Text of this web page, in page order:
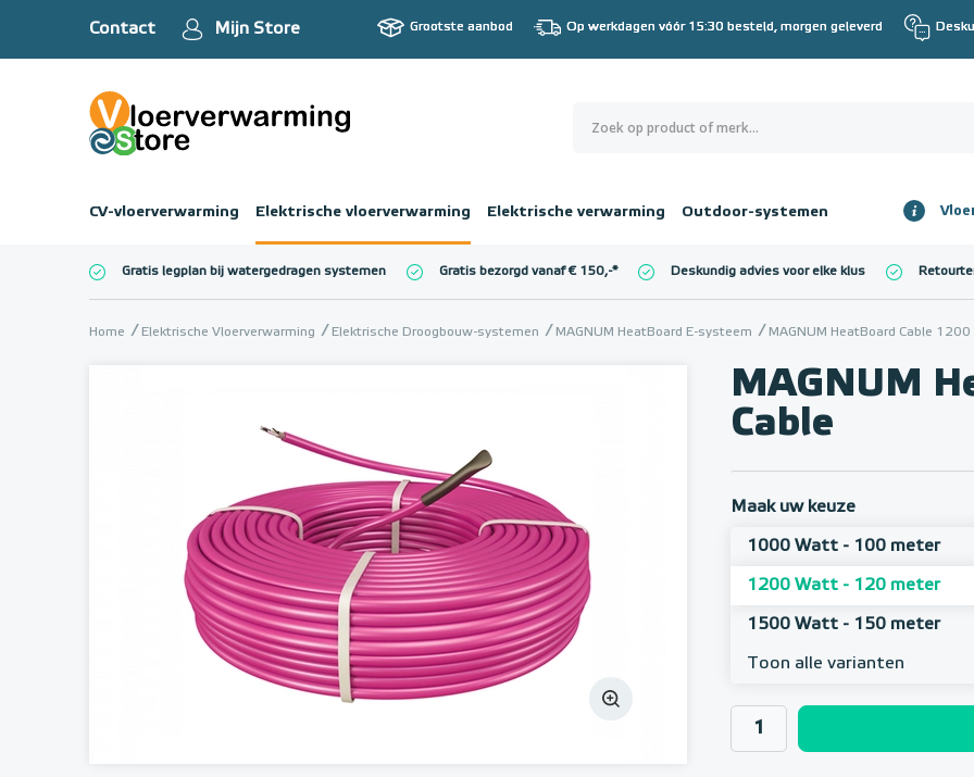
Contact Mijn Store Grootste aanbod Op werkdagen vóór 15:30 besteld, morgen geleverd
CV-vloerverwarming Elektrische vloerverwarming Elektrische verwarming Outdoor-systemen
€ 0,00
Gratis legplan bij watergedragen systemen Gratis bezorgd vanaf € 150,-* Deskundig advies voor elke klus
Home Elektrische Vloerverwarming Elektrische Droogbouw-systemen MAGNUM HeatBoard E-systeem MAGNUM HeatBoard Cable
MAGNUM
Cable
Maak uw keuze
1000 Watt - 100 meter
1200 Watt - 120 meter
1500 Watt - 150 meter
Toon alle varianten